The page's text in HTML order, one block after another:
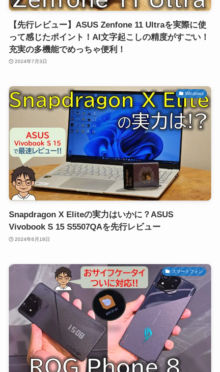
【先行レビュー】ASUS Zenfone 11 Ultraを実際に使
って感じたポイント！AI文字起こしの精度がすごい！
充実の多機能でめっちゃ便利！
2024年7月3日
Windows
Snapdragon X Eliteの実力はいかに？ASUS
Vivobook S 15 S5507QAを先行レビュー
2024年6月18日
スマートフォン